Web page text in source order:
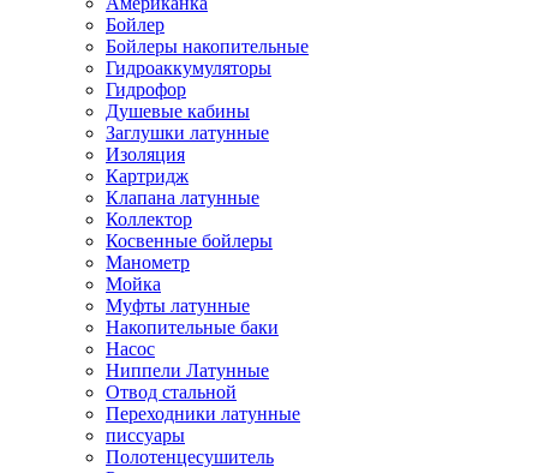
Бойлер
Бойлеры накопительные
Гидроаккумуляторы
Гидрофор
Душевые кабины
Заглушки латунные
Изоляция
Картридж
Клапана латунные
Коллектор
Косвенные бойлеры
Манометр
Мойка
Муфты латунные
Накопительные баки
Насос
Ниппели Латунные
Отвод стальной
Переходники латунные
писсуары
Полотенцесушитель